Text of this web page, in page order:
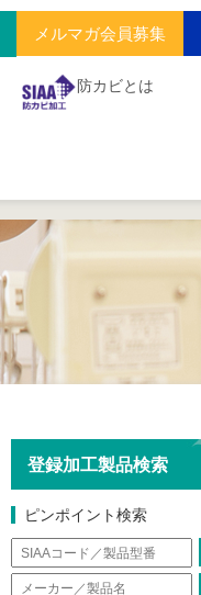
メルマガ会員募集
防カビとは
登録加工製品検索
ピンポイント検索